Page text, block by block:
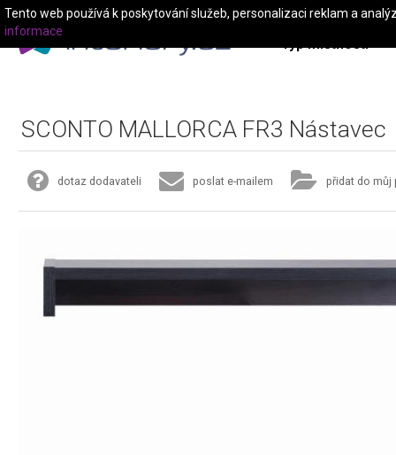
Typ místnosti
SCONTO MALLORCA FR3 Nástavec
dotaz dodavateli poslat e-mailem přidat do můj
Tento web používá k poskytování služeb, personalizaci reklam a
informace